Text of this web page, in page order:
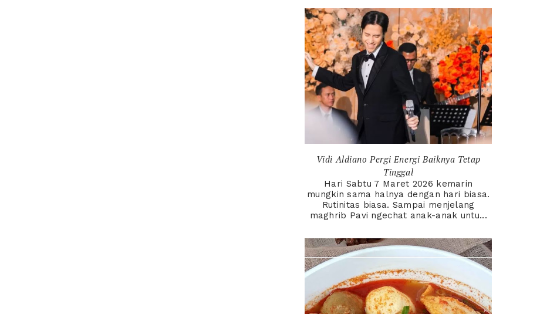
Vidi Aldiano Pergi Energi Baiknya Tetap
Tinggal
Hari Sabtu 7 Maret 2026 kemarin
mungkin sama halnya dengan hari biasa.
Rutinitas biasa. Sampai menjelang
maghrib Pavi ngechat anak-anak untu...